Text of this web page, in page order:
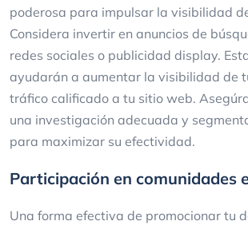
poderosa para impulsar la visibilidad
Considera invertir en anuncios de
redes sociales o publicidad display.
ayudarán a aumentar la visibilidad de
tráfico calificado a tu sitio web.
una investigación adecuada y
para maximizar su efectividad.
Participación en comunidades
Una forma efectiva de promocionar tu